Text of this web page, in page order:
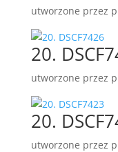
utworzone przez
20.
utworzone przez
20.
utworzone przez